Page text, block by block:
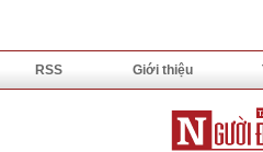
RSS Giới thiệu